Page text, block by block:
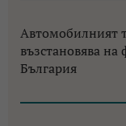
Автомобилният
възстановява
България